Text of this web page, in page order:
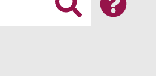
Systems in Infinite